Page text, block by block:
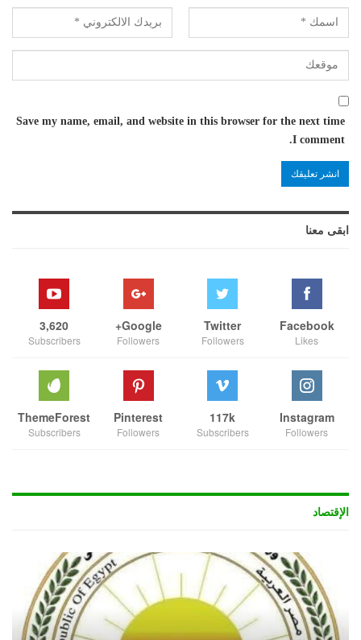
Save my name, email, and website in this browser for the next time
I comment.
ابقى معنا
Facebook
Likes
Twitter
Followers
Google+
Followers
3,620
Subscribers
Instagram
Followers
117k
Subscribers
Pinterest
Followers
ThemeForest
Subscribers
الإقتصاد